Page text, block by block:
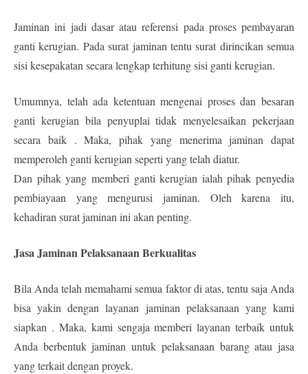
Jaminan ini jadi dasar atau referensi pada proses pembayaran
ganti kerugian. Pada surat jaminan tentu surat dirincikan semua
sisi kesepakatan secara lengkap terhitung sisi ganti kerugian.
Umumnya, telah ada ketentuan mengenai proses dan besaran
ganti kerugian bila penyuplai tidak menyelesaikan pekerjaan
secara baik . Maka, pihak yang menerima jaminan dapat
memperoleh ganti kerugian seperti yang telah diatur.
Dan pihak yang memberi ganti kerugian ialah pihak penyedia
pembiayaan yang mengurusi jaminan. Oleh karena itu,
kehadiran surat jaminan ini akan penting.
Jasa Jaminan Pelaksanaan Berkualitas
Bila Anda telah memahami semua faktor di atas, tentu saja Anda
bisa yakin dengan layanan jaminan pelaksanaan yang kami
siapkan . Maka, kami sengaja memberi layanan terbaik untuk
Anda berbentuk jaminan untuk pelaksanaan barang atau jasa
yang terkait dengan proyek.